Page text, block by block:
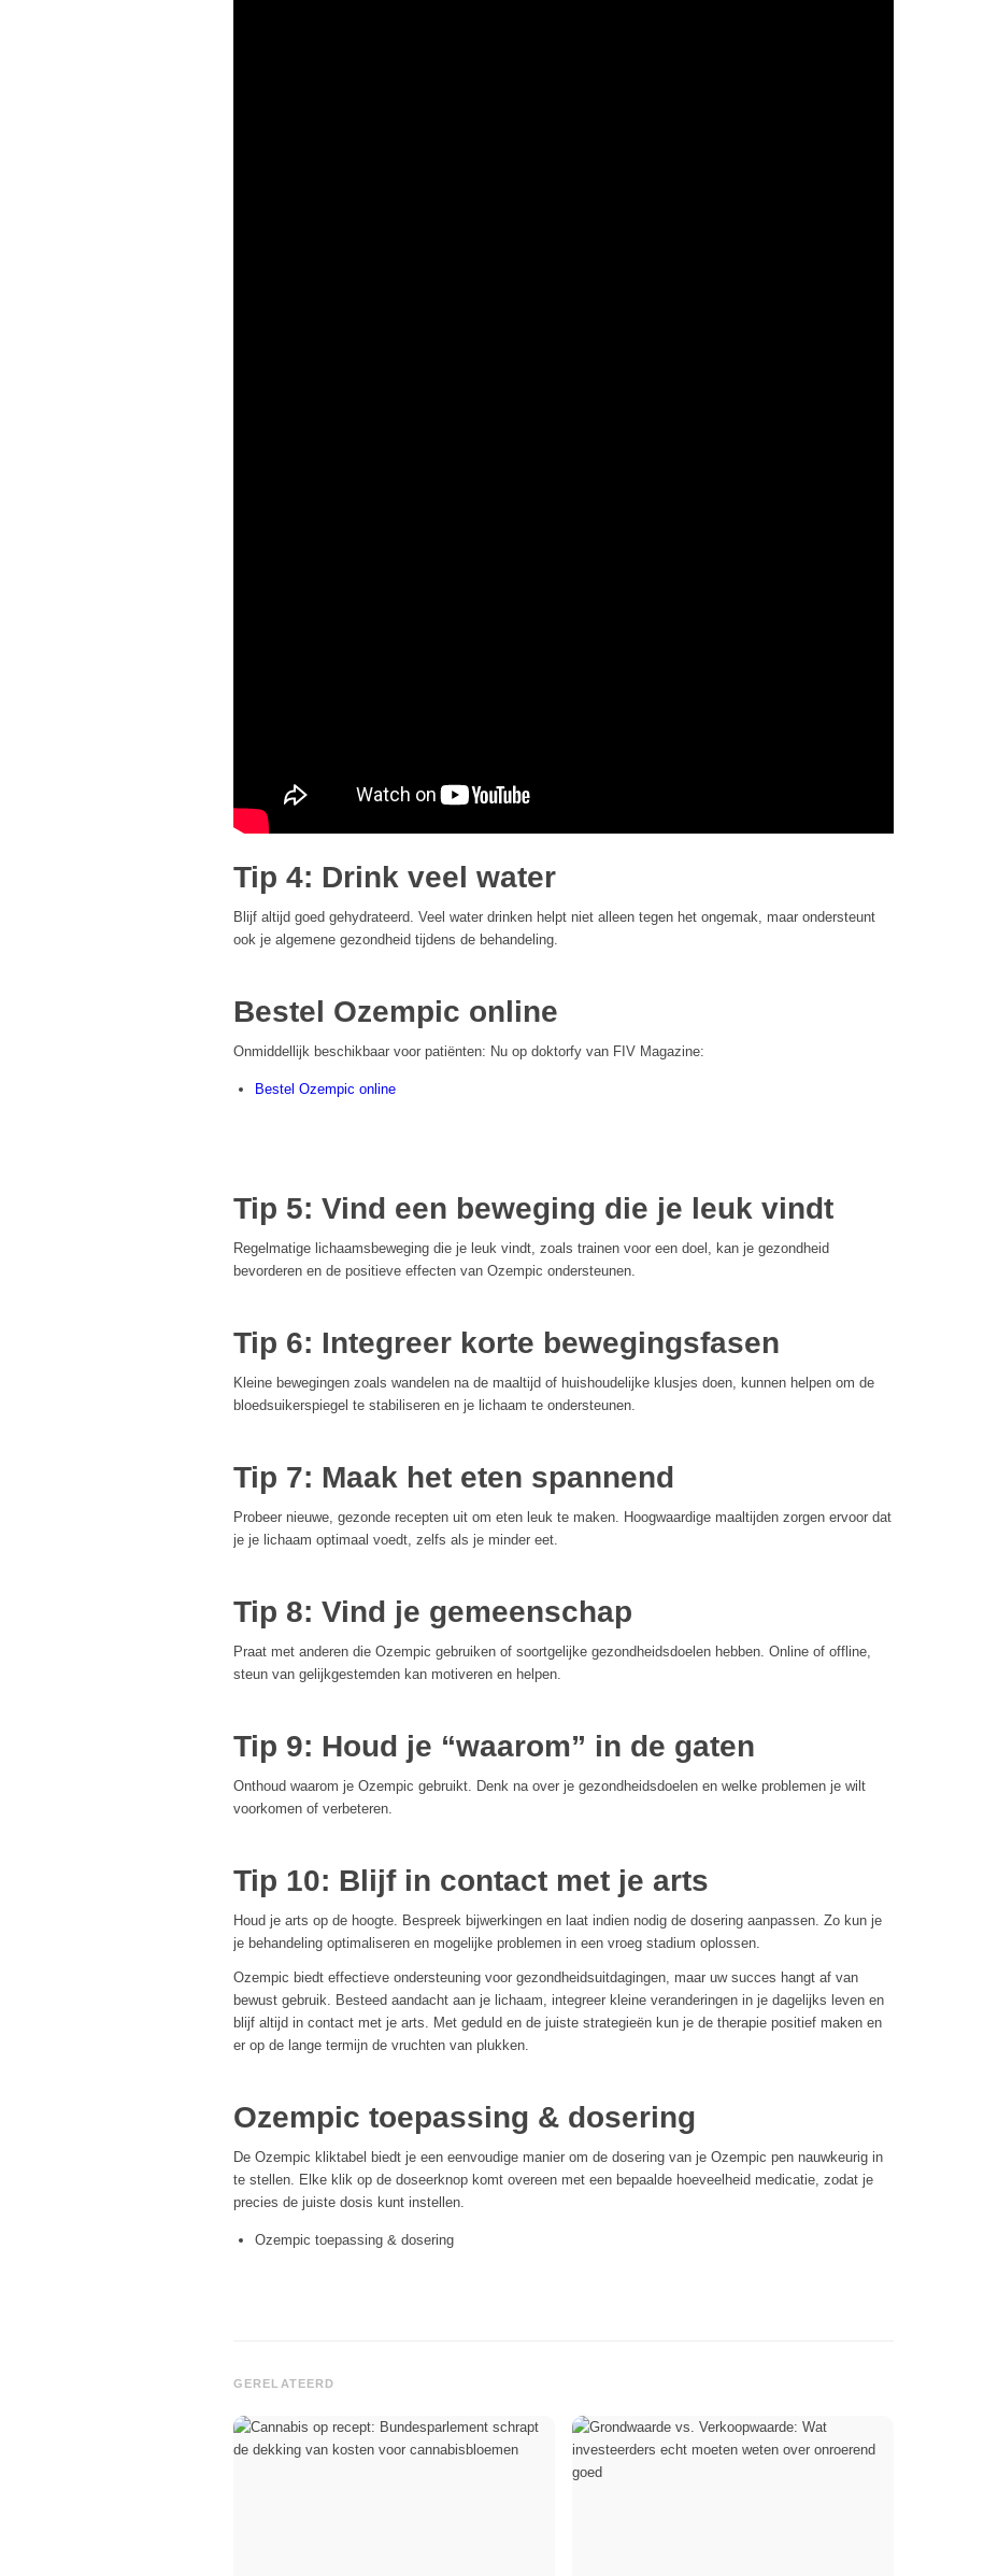
Tip 4: Drink veel water
Blijf altijd goed gehydrateerd. Veel water drinken helpt niet alleen tegen het ongemak, maar ondersteunt
ook je algemene gezondheid tijdens de behandeling.
Bestel Ozempic online
Onmiddellijk beschikbaar voor patiënten: Nu op doktorfy van FIV Magazine:
Bestel Ozempic online
Tip 5: Vind een beweging die je leuk vindt
Regelmatige lichaamsbeweging die je leuk vindt, zoals trainen voor een doel, kan je gezondheid
bevorderen en de positieve effecten van Ozempic ondersteunen.
Tip 6: Integreer korte bewegingsfasen
Kleine bewegingen zoals wandelen na de maaltijd of huishoudelijke klusjes doen, kunnen helpen om de
bloedsuikerspiegel te stabiliseren en je lichaam te ondersteunen.
Tip 7: Maak het eten spannend
Probeer nieuwe, gezonde recepten uit om eten leuk te maken. Hoogwaardige maaltijden zorgen ervoor dat
je je lichaam optimaal voedt, zelfs als je minder eet.
Tip 8: Vind je gemeenschap
Praat met anderen die Ozempic gebruiken of soortgelijke gezondheidsdoelen hebben. Online of offline,
steun van gelijkgestemden kan motiveren en helpen.
Tip 9: Houd je “waarom” in de gaten
Onthoud waarom je Ozempic gebruikt. Denk na over je gezondheidsdoelen en welke problemen je wilt
voorkomen of verbeteren.
Tip 10: Blijf in contact met je arts
Houd je arts op de hoogte. Bespreek bijwerkingen en laat indien nodig de dosering aanpassen. Zo kun je
je behandeling optimaliseren en mogelijke problemen in een vroeg stadium oplossen.
Ozempic biedt effectieve ondersteuning voor gezondheidsuitdagingen, maar uw succes hangt af van
bewust gebruik. Besteed aandacht aan je lichaam, integreer kleine veranderingen in je dagelijks leven en
blijf altijd in contact met je arts. Met geduld en de juiste strategieën kun je de therapie positief maken en
er op de lange termijn de vruchten van plukken.
Ozempic toepassing & dosering
De Ozempic kliktabel biedt je een eenvoudige manier om de dosering van je Ozempic pen nauwkeurig in
te stellen. Elke klik op de doseerknop komt overeen met een bepaalde hoeveelheid medicatie, zodat je
precies de juiste dosis kunt instellen.
Ozempic toepassing & dosering
GERELATEERD